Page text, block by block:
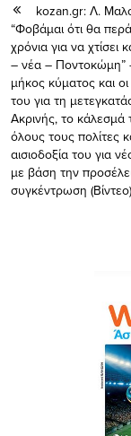
kozan.gr: Λ.
“Φοβάμαι ότι θα
χρόνια για να χτίσει
– νέα – Ποντοκώμη”
μήκος κύματος και
του για τη
Ακρινής, το κάλεσμά
όλους τους πολίτες
αισιοδοξία του για
με βάση την
συγκέντρωση (Βίντεο)